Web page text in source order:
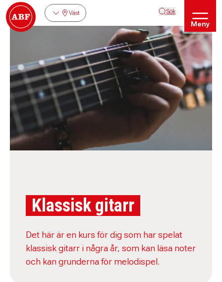
Väst Sök
Meny
Klassisk gitarr
Det här är en kurs för dig som har spelat
klassisk gitarr i några år, som kan läsa noter
och kan grunderna för melodispel.